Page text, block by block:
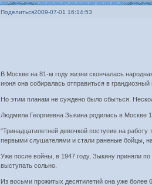
Поделиться2009-07-01 16:14:53
В Москве на 81-м году жизни скончалась
июня она собиралась отправиться в
Но этим планам не суждено было сбыться.
Людмила Георгиевна Зыкина родилась в Москве
"Тринадцатилетней девочкой поступив на
первыми слушателями и стали раненые бойцы,
Уже после войны, в 1947 году, Зыкину приняли
выступать сольно.
Из восьми прожитых десятилетий она уже